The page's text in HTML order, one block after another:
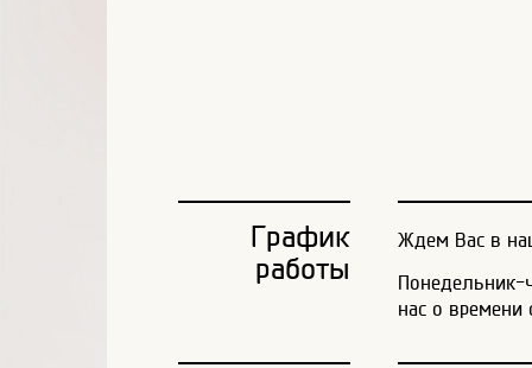
График
работы
Ждем Вас в
Понедельник-
нас о времени